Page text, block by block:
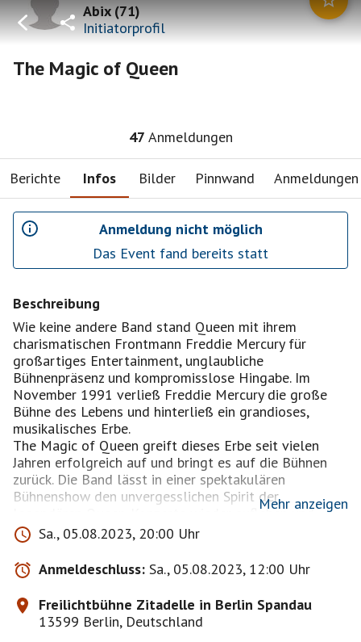
Abix(71)
Initiatorprofil
The Magic of Queen
47 Anmeldungen
Berichte Infos Bilder Pinnwand Anmeldungen
Anmeldung nicht möglich
Das Event fand bereits statt
Beschreibung
Wie keine andere Band stand Queen mit ihrem
charismatischen Frontmann Freddie Mercury für
großartiges Entertainment, unglaubliche
Bühnenpräsenz und kompromisslose Hingabe. Im
November 1991 verließ Freddie Mercury die große
Bühne des Lebens und hinterließ ein grandioses,
musikalisches Erbe.
The Magic of Queen greift dieses Erbe seit vielen
Jahren erfolgreich auf und bringt es auf die Bühnen
zurück. Die Band lässt in einer spektakulären
Bühnenshow den unvergesslichen Spirit der
legendären Queen-Konzerte wieder aufleben und
präsentiert damit eine, musikalische Verneigung vor
einer der größten Rockbands aller Zeiten.
Am Mikrofon steht dabei kein geringerer als der
Ausnahmesänger Markus Engelstaedter, der schon mit
vielen nationalen und internationalen Stars und Bands
zusammen arbeitete.
Seine vier Oktaven umfassende Stimme und seine
Mehr anzeigen
Sa., 05.08.2023, 20:00 Uhr
Anmeldeschluss: Sa., 05.08.2023, 12:00 Uhr
Freilichtbühne Zitadelle in Berlin Spandau
13599 Berlin, Deutschland